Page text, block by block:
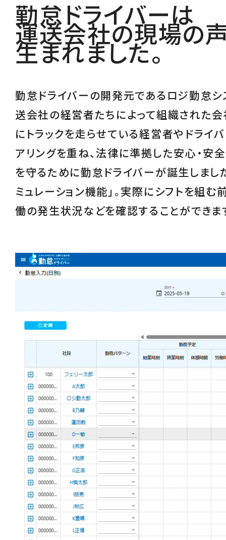
勤怠ドライバーは
運送会社の現場の
生まれました。
勤怠ドライバーの開発元であるロジ勤怠シ
送会社の経営者たちによって組織された
にトラックを走らせている経営者やドライ
アリングを重ね、法律に準拠した安心・安
を守るために勤怠ドライバーが誕生しまし
ミュレーション機能 」。実際にシフトを組
働の発生状況などを確認することができま